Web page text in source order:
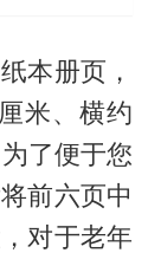
本册页，
米、横约
了便于您
前六页中
对于老年